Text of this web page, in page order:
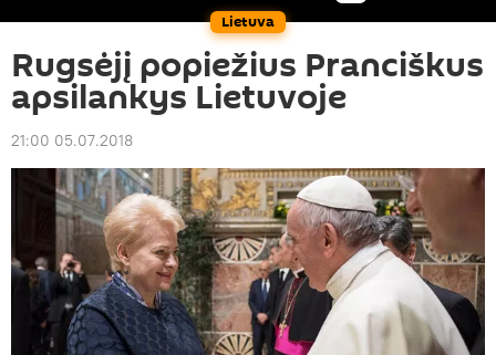
Lietuva
Rugsėjį popiežius Pranciškus
apsilankys Lietuvoje
21:00 05.07.2018